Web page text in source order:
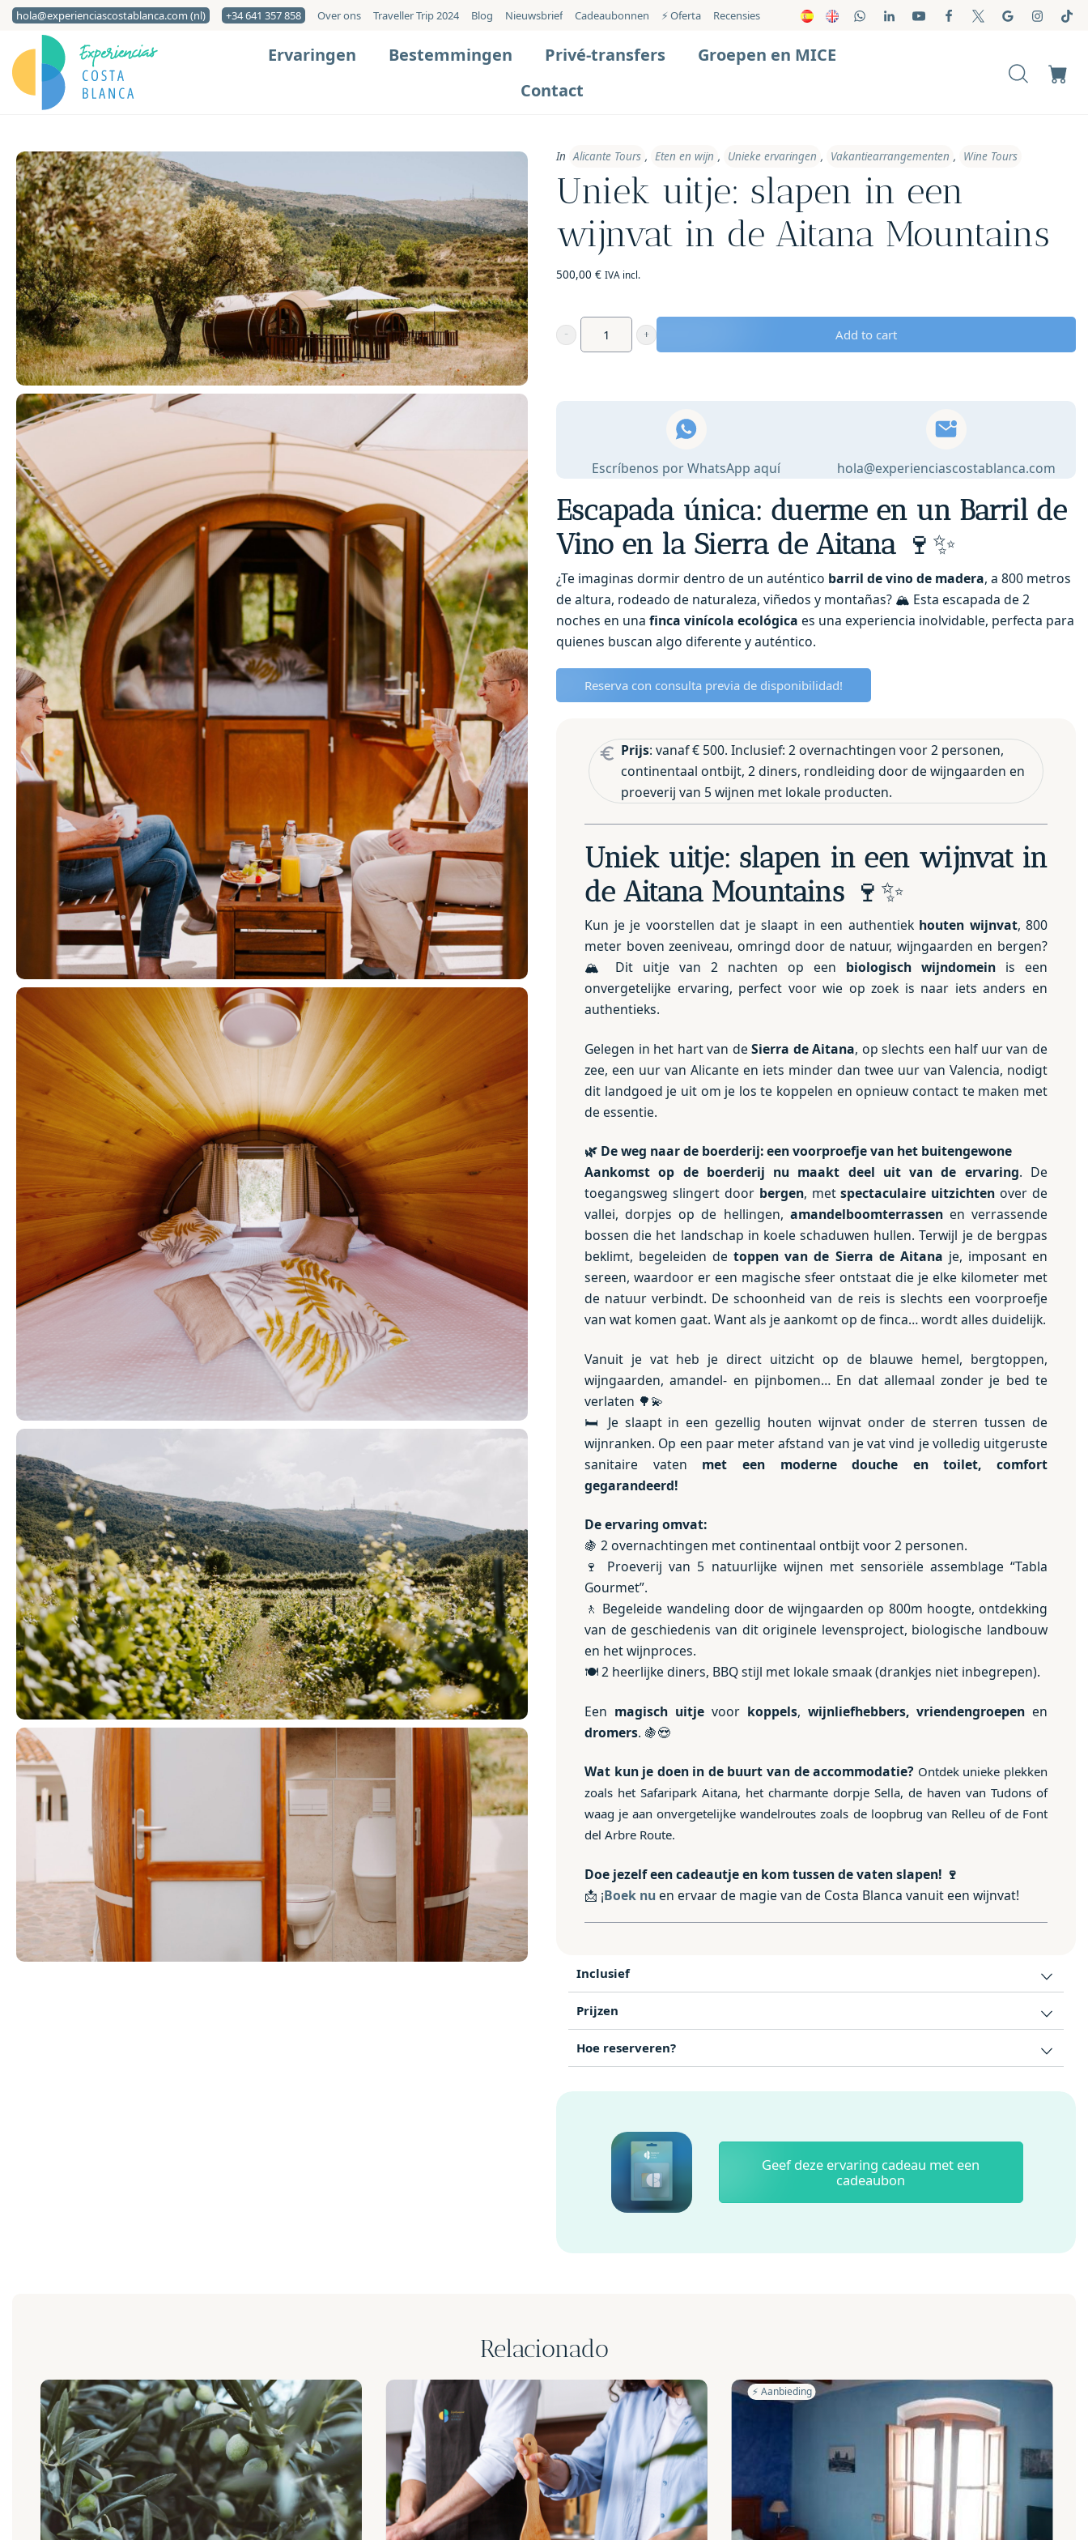
hola@experienciascostablanca.com (nl) +34 641 357 858 Over ons Traveller Trip 2024 Blog Nieuwsbrief Cadeaubonnen ⚡️ Oferta Recensies
Ervaringen Bestemmingen Privé-transfers
Groepen en MICE
Contact
In Alicante Tours , Eten en wijn , Unieke ervaringen , Vakantiearrangementen , Wine Tours
Uniek uitje: slapen in een
wijnvat in de Aitana Mountains
500,00 € IVA incl.
Uniek
Aitana
Mountains
quantity
Add to cart
Escríbenos por WhatsApp aquí hola@experienciascostablanca.com
Escapada única: duerme en un Barril de
Vino en la Sierra de Aitana 🍷✨
¿Te imaginas dormir dentro de un auténtico barril de vino de madera, a 800 metros
de altura, rodeado de naturaleza, viñedos y montañas? 🏔️ Esta escapada de 2
noches en una finca vinícola ecológica es una experiencia inolvidable, perfecta para
quienes buscan algo diferente y auténtico.
Reserva con consulta previa de disponibilidad!
Prijs: vanaf € 500. Inclusief: 2 overnachtingen voor 2 personen,
continentaal ontbijt, 2 diners, rondleiding door de wijngaarden en
proeverij van 5 wijnen met lokale producten.
Uniek uitje: slapen in een wijnvat in
de Aitana Mountains 🍷✨
Kun je je voorstellen dat je slaapt in een authentiek houten wijnvat, 800
meter boven zeeniveau, omringd door de natuur, wijngaarden en bergen?
🏔️ Dit uitje van 2 nachten op een biologisch wijndomein is een
onvergetelijke ervaring, perfect voor wie op zoek is naar iets anders en
authentieks.
Gelegen in het hart van deSierra de Aitana, op slechts een half uur van de
zee, een uur van Alicante en iets minder dan twee uur van Valencia, nodigt
dit landgoed je uit om je los te koppelen en opnieuw contact te maken met
de essentie.
🌿 De weg naar de boerderij: een voorproefje van het buitengewone
Aankomst op de boerderij nu maakt deel uit van de ervaring. De
toegangsweg slingert door bergen, metspectaculaire uitzichten over de
vallei, dorpjes op de hellingen, amandelboomterrassenen verrassende
bossen die het landschap in koele schaduwen hullen. Terwijl je de bergpas
beklimt, begeleiden detoppen van de Sierra de Aitana je, imposant en
sereen, waardoor er een magische sfeer ontstaat die je elke kilometer met
de natuur verbindt. De schoonheid van de reis is slechts een voorproefje
van wat komen gaat. Want als je aankomt op de finca… wordt alles duidelijk.
Vanuit je vat heb je direct uitzicht op de blauwe hemel, bergtoppen,
wijngaarden, amandel- en pijnbomen… En dat allemaal zonder je bed te
verlaten 🌳💫
🛏️ Je slaapt in een gezellig houten wijnvat onder de sterren tussen de
wijnranken. Op een paar meter afstand van je vat vind je volledig uitgeruste
sanitaire vaten met een modernedouche en toilet, comfort
gegarandeerd!
De ervaring omvat:
🍇 2 overnachtingen met continentaal ontbijt voor 2 personen.
🍷 Proeverij van 5 natuurlijke wijnen met sensoriële assemblage “Tabla
Gourmet”.
🚶 Begeleide wandeling door de wijngaarden op 800m hoogte, ontdekking
van de geschiedenis van dit originele levensproject, biologische landbouw
en het wijnproces.
🍽️ 2 heerlijke diners, BBQ stijl met lokale smaak (drankjes niet inbegrepen).
Een magisch uitje voor koppels, wijnliefhebbers, vriendengroepen en
dromers. 🍇😍
Wat kun je doen in de buurt van de accommodatie? Ontdek unieke plekken
zoals het Safaripark Aitana, het charmante dorpje Sella, de haven van Tudons of
waag je aan onvergetelijke wandelroutes zoals de loopbrug van Relleu of de Font
del Arbre Route.
Doe jezelf een cadeautje en kom tussen de vaten slapen! 🍷
📩 ¡Boek nu en ervaar de magie van de Costa Blanca vanuit een wijnvat!
Inclusief
Prijzen
Hoe reserveren?
Geef deze ervaring cadeau met een
cadeaubon
Relacionado
⚡️ Aanbieding